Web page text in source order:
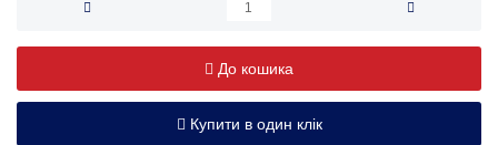
До кошика
Купити в один клік